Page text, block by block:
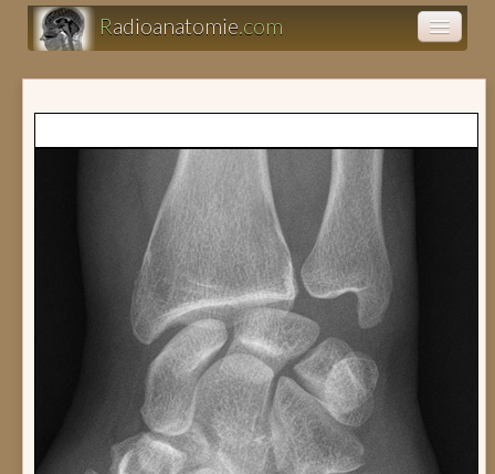
Radioanatomie.com
Atlas d'anatomie
Présentations
Clairance